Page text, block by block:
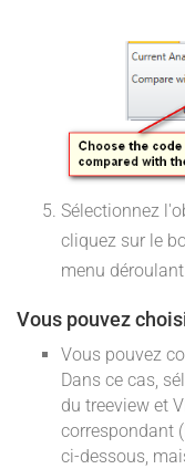
Sélectionnez
cliquez sur le
menu déroulant.
Vous pouvez
Vous pouvez
Dans ce cas,
du treeview et
correspondant
ci-dessous,